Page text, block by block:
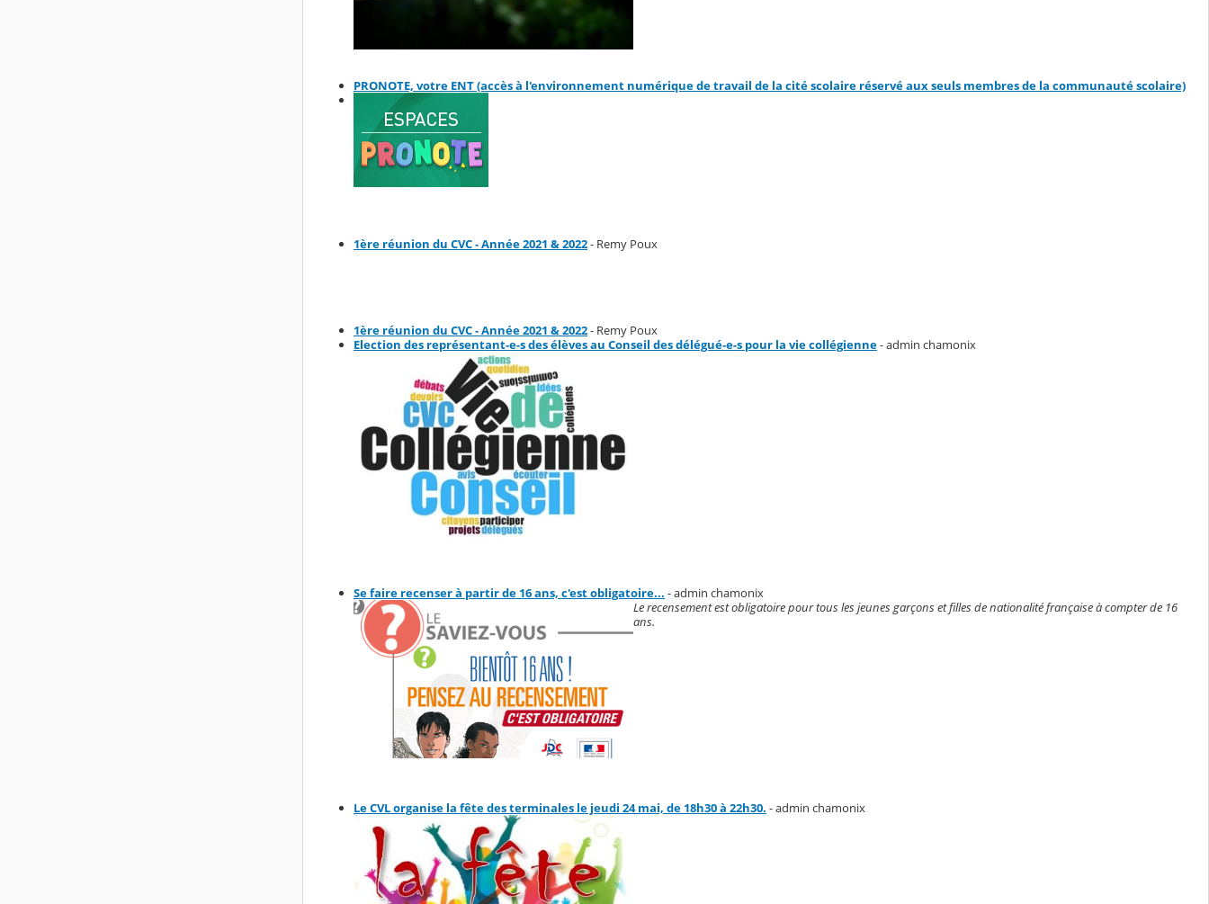
PRONOTE, votre ENT (accès à l'environnement numérique de travail de la cité scolaire réservé aux seuls membres de la communauté scolaire)
1ère réunion du CVC - Année 2021 & 2022- Remy Poux
1ère réunion du CVC - Année 2021 & 2022- Remy Poux
Election des représentant-e-s des élèves au Conseil des délégué-e-s pour la vie collégienne- admin chamonix
Se faire recenser à partir de 16 ans, c'est obligatoire... - admin chamonix
Le recensement est obligatoire pour tous les jeunes garçons et filles de nationalité française à compter de 16
ans.
Le CVL organise la fête des terminales le jeudi 24 mai, de 18h30 à 22h30. - admin chamonix